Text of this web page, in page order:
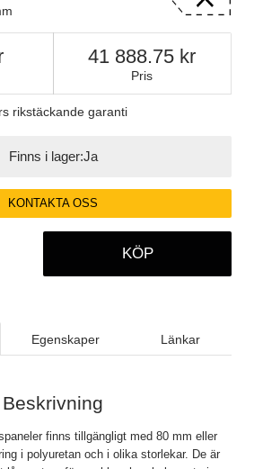
Pris
41 888.75
rikstäckande garanti
Finns i lager:Ja
KONTAKTA OSS
KÖP
Egenskaper Länkar
Beskrivning
finns tillgängligt med 80 mm eller
i polyuretan och i olika storlekar. De är